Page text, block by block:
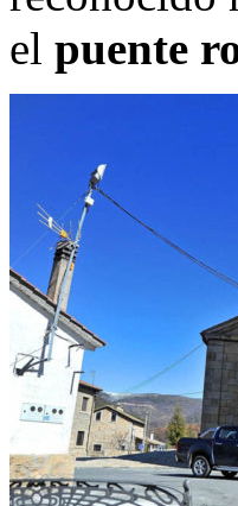
el puente